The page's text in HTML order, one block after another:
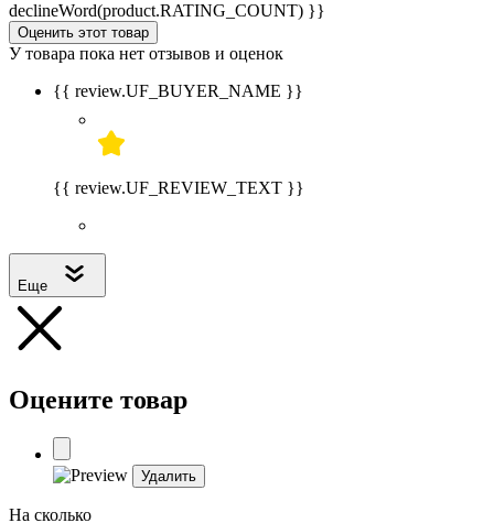
declineWord(product.RATING_COUNT) }}
Оценить этот товар
У товара пока нет отзывов и оценок
{{ review.UF_BUYER_NAME }}
{{ review.UF_REVIEW_TEXT }}
Еще
Оцените товар
Удалить
На сколько